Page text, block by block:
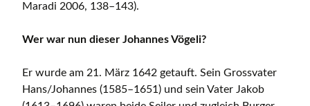
Maradi 2006, 138–143).
Wer war nun dieser Johannes Vögeli?
Er wurde am 21. März 1642 getauft. Sein Grossvater
Hans/Johannes (1585–1651) und sein Vater Jakob